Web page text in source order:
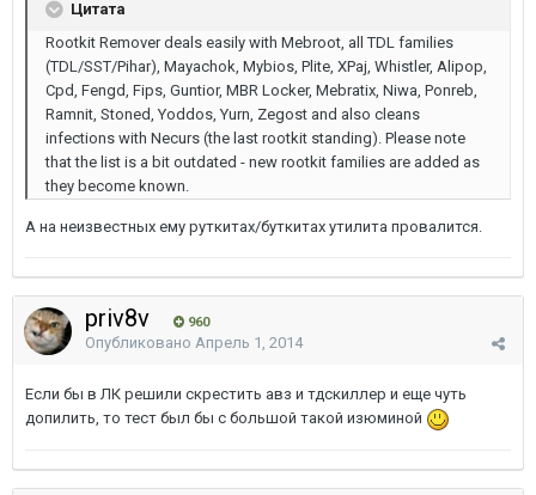
Цитата
Rootkit Remover deals easily with Mebroot, all TDL families
(TDL/SST/Pihar), Mayachok, Mybios, Plite, XPaj, Whistler, Alipop,
Cpd, Fengd, Fips, Guntior, MBR Locker, Mebratix, Niwa, Ponreb,
Ramnit, Stoned, Yoddos, Yurn, Zegost and also cleans
infections with Necurs (the last rootkit standing). Please note
that the list is a bit outdated - new rootkit families are added as
they become known.
А на неизвестных ему руткитах/буткитах утилита провалится.
priv8v 960
Опубликовано Апрель 1, 2014
Если бы в ЛК решили скрестить авз и тдскиллер и еще чуть
допилить, то тест был бы с большой такой изюминой